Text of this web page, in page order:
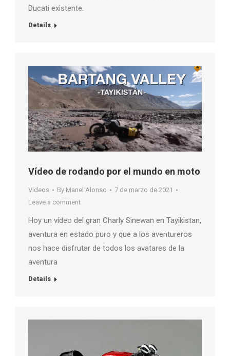
Ducati existente.
Details
Vídeo de rodando por el mundo en moto
Videos By Manel Alonso
7 de marzo de 2021
Leave a comment
Hoy un vídeo del gran Charly Sinewan en Tayikistan,
aventura en estado puro y que a los aventureros
nos hace disfrutar de todos los avatares de la
aventura
Details